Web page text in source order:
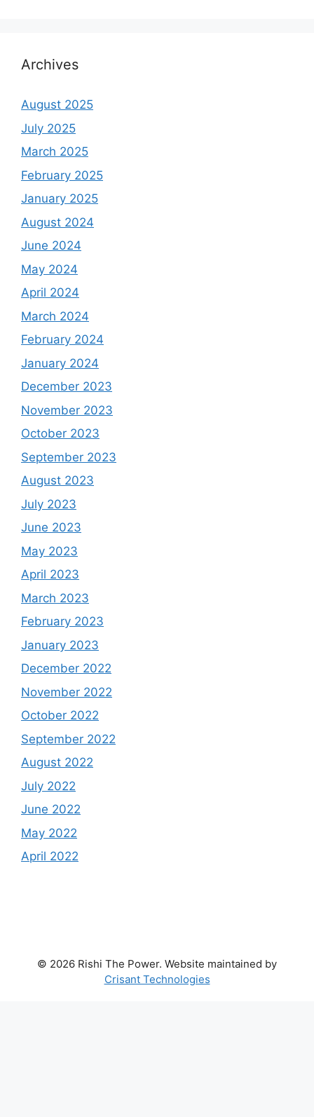
Archives
August 2025
July 2025
March 2025
February 2025
January 2025
August 2024
June 2024
May 2024
April 2024
March 2024
February 2024
January 2024
December 2023
November 2023
October 2023
September 2023
August 2023
July 2023
June 2023
May 2023
April 2023
March 2023
February 2023
January 2023
December 2022
November 2022
October 2022
September 2022
August 2022
July 2022
June 2022
May 2022
April 2022
© 2026 Rishi The Power. Website maintained by
Crisant Technologies